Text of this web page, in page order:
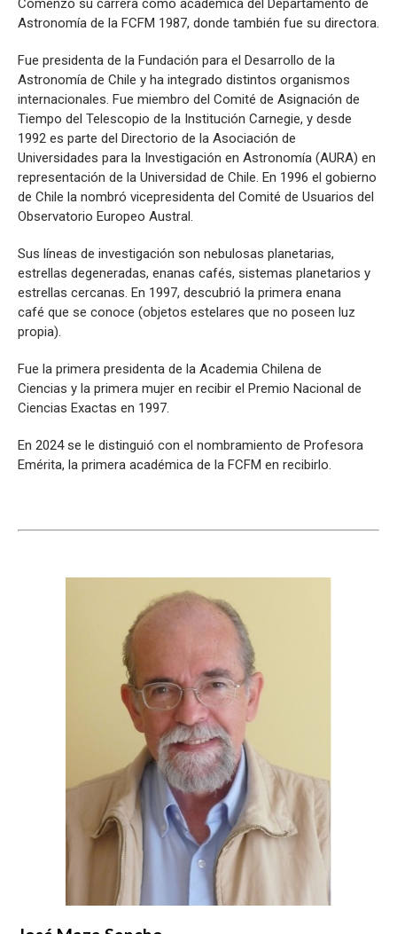
Comenzó su carrera como académica del Departamento de
Astronomía de la FCFM 1987, donde también fue su directora.
Fue presidenta de la Fundación para el Desarrollo de la
Astronomía de Chile y ha integrado distintos organismos
internacionales. Fue miembro del Comité de Asignación de
Tiempo del Telescopio de la Institución Carnegie, y desde
1992 es parte del Directorio de la Asociación de
Universidades para la Investigación en Astronomía (AURA) en
representación de la Universidad de Chile. En 1996 el gobierno
de Chile la nombró vicepresidenta del Comité de Usuarios del
Observatorio Europeo Austral.
Sus líneas de investigación son nebulosas planetarias,
estrellas degeneradas, enanas cafés, sistemas planetarios y
estrellas cercanas. En 1997, descubrió la primera enana
café que se conoce (objetos estelares que no poseen luz
propia).
Fue la primera presidenta de la Academia Chilena de
Ciencias y la primera mujer en recibir el Premio Nacional de
Ciencias Exactas en 1997.
En 2024 se le distinguió con el nombramiento de Profesora
Emérita, la primera académica de la FCFM en recibirlo.